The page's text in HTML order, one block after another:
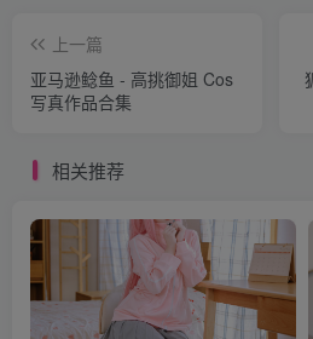
上一篇
亚马逊鲶鱼 - 高挑御姐 Cos
写真作品合集
相关推荐